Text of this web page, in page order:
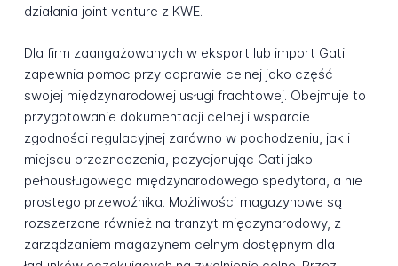
działania joint venture z KWE.
Dla firm zaangażowanych w eksport lub import Gati
zapewnia pomoc przy odprawie celnej jako część
swojej międzynarodowej usługi frachtowej. Obejmuje to
przygotowanie dokumentacji celnej i wsparcie
zgodności regulacyjnej zarówno w pochodzeniu, jak i
miejscu przeznaczenia, pozycjonując Gati jako
pełnousługowego międzynarodowego spedytora, a nie
prostego przewoźnika. Możliwości magazynowe są
rozszerzone również na tranzyt międzynarodowy, z
zarządzaniem magazynem celnym dostępnym dla